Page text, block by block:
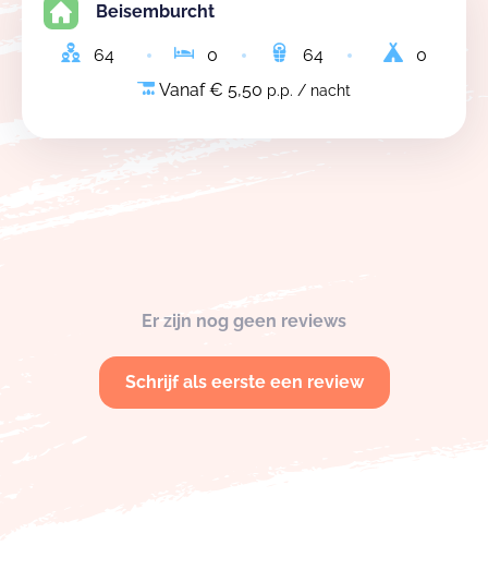
Beisemburcht
64 0 64
0
Vanaf € 5,50 p.p. / nacht
Er zijn nog geen reviews
Schrijf als eerste een review